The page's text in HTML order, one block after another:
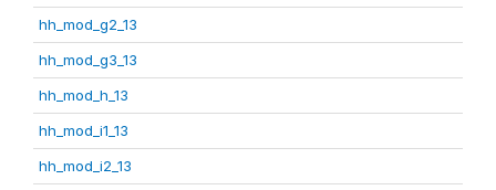
hh_mod_g2_13
hh_mod_g3_13
hh_mod_h_13
hh_mod_i1_13
hh_mod_i2_13